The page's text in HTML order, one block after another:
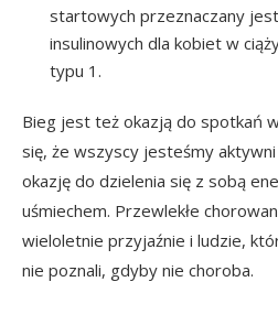
startowych przeznaczany
insulinowych dla kobiet w
typu 1.
Bieg jest też okazją do spotkań
się, że wszyscy jesteśmy
okazję do dzielenia się z sobą
uśmiechem. Przewlekłe
wieloletnie przyjaźnie i ludzie,
nie poznali, gdyby nie choroba.